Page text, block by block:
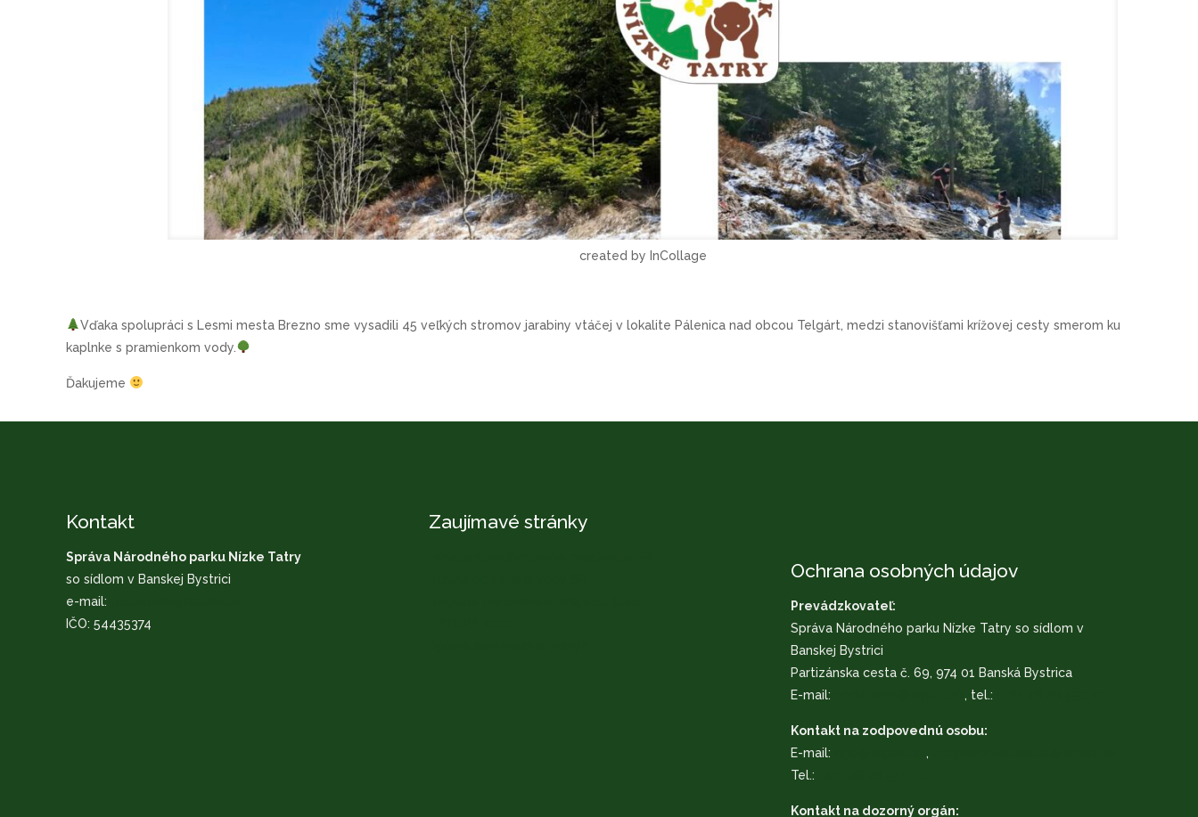
created by InCollage
Vďaka spolupráci s Lesmi mesta Brezno sme vysadili 45 veľkých stromov jarabiny vtáčej v lokalite Pálenica nad obcou Telgárt, medzi stanovišťami krížovej cesty smerom ku
kaplnke s pramienkom vody.
Ďakujeme
Kontakt
Správa Národného parku Nízke Tatry
so sídlom v Banskej Bystrici
e-mail:
IČO: 54435374
Zaujímavé stránky
Ochrana osobných údajov
Prevádzkovateľ:
Správa Národného parku Nízke Tatry so sídlom v
Banskej Bystrici
Partizánska cesta č. 69, 974 01 Banská Bystrica
E-mail:
, tel.:
Kontakt na zodpovednú osobu:
E-mail:
,
Tel.:
Kontakt na dozorný orgán: